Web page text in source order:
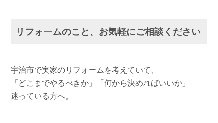
リフォームのこと、お気軽にご相談ください
宇治市で実家のリフォームを考えていて、
「どこまでやるべきか」「何から決めればいいか」
迷っている方へ。